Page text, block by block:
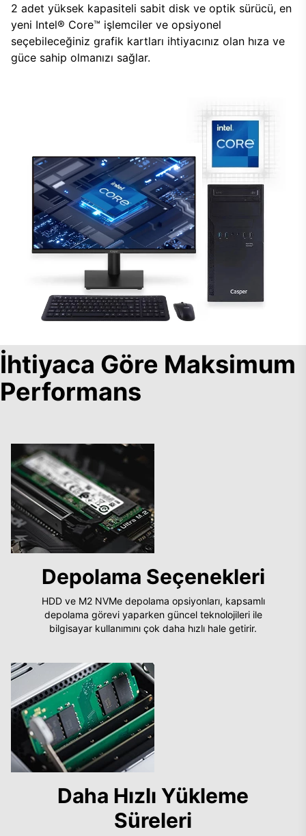
2 adet yüksek kapasiteli sabit disk ve optik sürücü, en
yeni Intel® Core™ işlemciler ve opsiyonel
seçebileceğiniz grafik kartları ihtiyacınız olan hıza ve
güce sahip olmanızı sağlar.
İhtiyaca Göre Maksimum
Performans
Depolama Seçenekleri
HDD ve M2 NVMe depolama opsiyonları, kapsamlı
depolama görevi yaparken güncel teknolojileri ile
bilgisayar kullanımını çok daha hızlı hale getirir.
Daha Hızlı Yükleme
Süreleri